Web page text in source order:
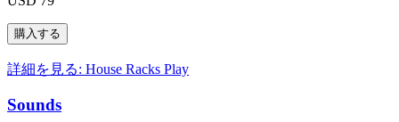
詳細を見る: House Racks Play
Sounds